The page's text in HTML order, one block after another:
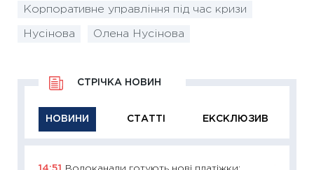
Корпоративне управління під час кризи
Нусінова Олена Нусінова
НОВИНИ СТАТТІ ЕКСКЛЮЗИВ
СТРІЧКА НОВИН